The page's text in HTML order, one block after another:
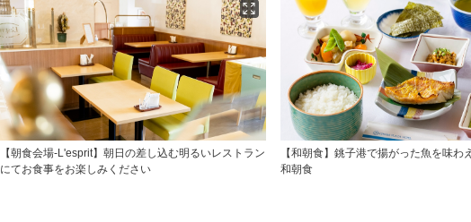
【朝食会場-L'esprit】朝日の差し込む明るいレストラン
にてお食事をお楽しみください
【和朝食】銚子港で揚がった魚を味わ
和朝食